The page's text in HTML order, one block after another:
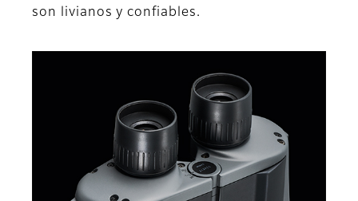
son livianos y confiables.